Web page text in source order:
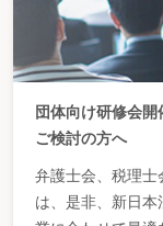
団体向け研修会開
ご検討の方へ
弁護士会、税理士
は、是非、新日